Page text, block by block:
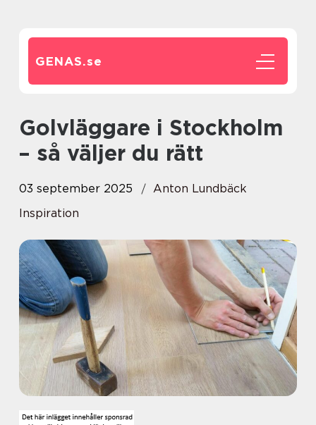
GENAS.se
Golvläggare i Stockholm
– så väljer du rätt
03 september 2025
Anton Lundbäck
Inspiration